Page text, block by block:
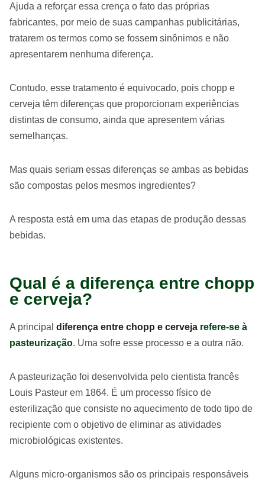
Ajuda a reforçar essa crença o fato das próprias
fabricantes, por meio de suas campanhas publicitárias,
tratarem os termos como se fossem sinônimos e não
apresentarem nenhuma diferença.
Contudo, esse tratamento é equivocado, pois chopp e
cerveja têm diferenças que proporcionam experiências
distintas de consumo, ainda que apresentem várias
semelhanças.
Mas quais seriam essas diferenças se ambas as bebidas
são compostas pelos mesmos ingredientes?
A resposta está em uma das etapas de produção dessas
bebidas.
Qual é a diferença entre chopp
e cerveja?
A principal diferença entre chopp e cerveja refere-se à
pasteurização. Uma sofre esse processo e a outra não.
A pasteurização foi desenvolvida pelo cientista francês
Louis Pasteur em 1864. É um processo físico de
esterilização que consiste no aquecimento de todo tipo de
recipiente com o objetivo de eliminar as atividades
microbiológicas existentes.
Alguns micro-organismos são os principais responsáveis